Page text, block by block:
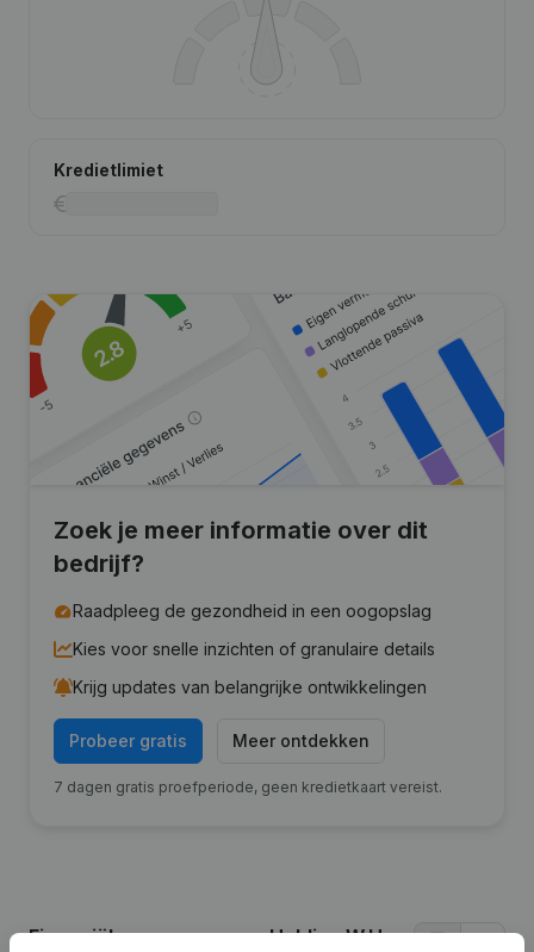
Kredietlimiet
Zoek je meer informatie over dit
bedrijf?
Raadpleeg de gezondheid in een oogopslag
Kies voor snelle inzichten of granulaire details
Krijg updates van belangrijke ontwikkelingen
Probeer gratis Meer ontdekken
7 dagen gratis proefperiode, geen kredietkaart vereist.
Financiële gegevensvan Holding W.H.